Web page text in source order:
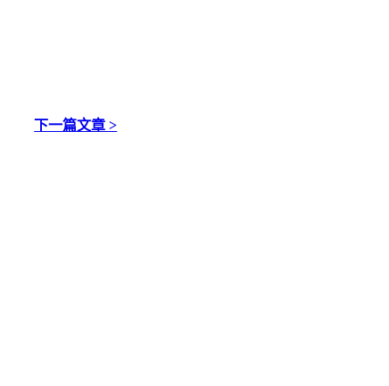
下一篇文章 >